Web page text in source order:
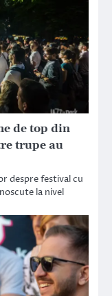
de top din
trupe au
despre festival cu
la nivel